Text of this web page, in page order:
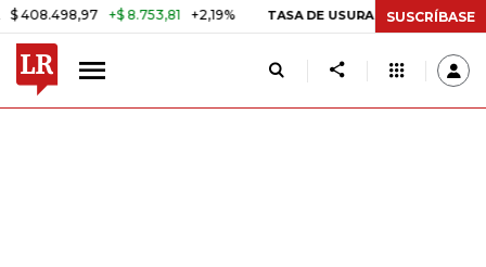
+$ 8.753,81 +2,19% TASA DE USURA CRÉDITO CONSUMO
SUSCRÍBASE